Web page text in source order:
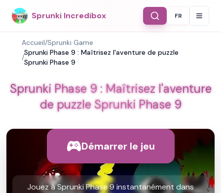
Sprunki Incredibox Select
FR
Accueil/Sprunki Game
/
Sprunki Phase 9 : Maîtrisez l'aventure de puzzle
Sprunki Phase 9
Sprunki Phase 9 : Maîtrisez l'aventure
de puzzle Sprunki Phase 9
Démarrer le jeu
Jouez à Sprunki Phase 9 instantanément dans